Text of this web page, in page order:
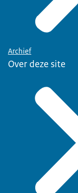
Archief
Over deze site